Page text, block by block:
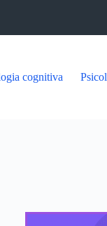
cognitiva